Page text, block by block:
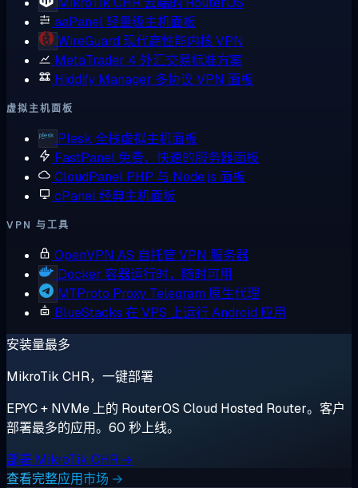
aaPanel轻量级主机面板
WireGuard 现代高性能内核 VPN
MetaTrader 4 外汇交易标准方案
Hiddify Manager 多协议 VPN 面板
虚拟主机面板
Plesk 全栈虚拟主机面板
FastPanel 免费、快速的服务器面板
CloudPanel PHP 与 Node.js 面板
cPanel经典主机面板
VPN 与工具
OpenVPN AS 自托管 VPN 服务器
Docker 容器运行时，随时可用
MTProto Proxy Telegram 原生代理
BlueStacks 在 VPS 上运行 Android 应用
安装量最多
MikroTik CHR，一键部署
EPYC + NVMe 上的 RouterOS Cloud Hosted Router。客户
部署最多的应用。60 秒上线。
部署 MikroTik CHR →
查看完整应用市场 →